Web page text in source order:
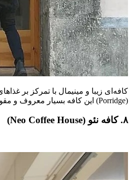
کافه‌ای زیبا و مینیمال با تمرکز بر
(Porridge) این کافه بسیار معروف و مقوی هستند.
۸. کافه نئو (Neo Coffee House)